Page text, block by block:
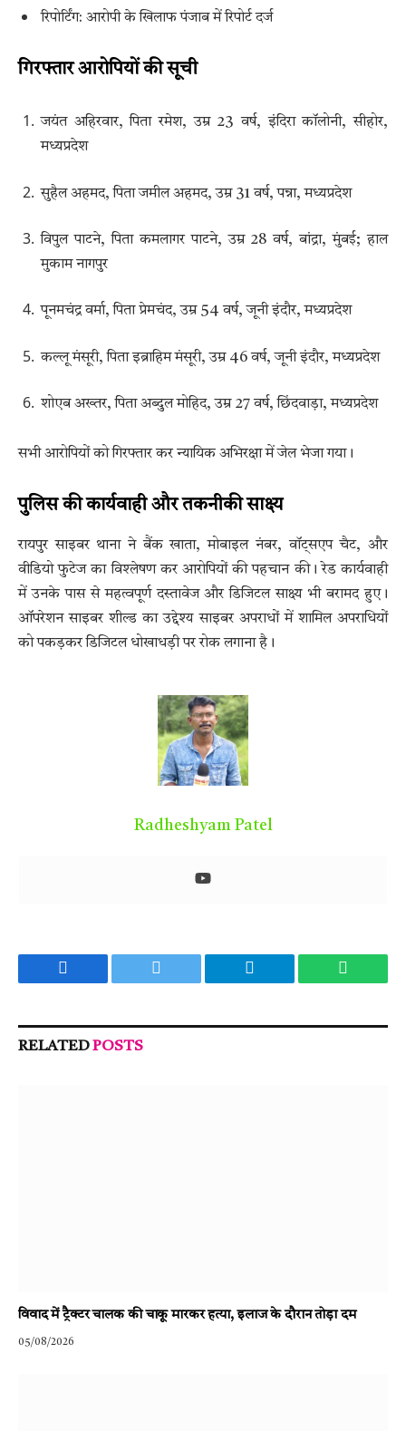
रिपोर्टिंग: आरोपी के खिलाफ पंजाब में रिपोर्ट दर्ज
गिरफ्तार आरोपियों की सूची
जयंत अहिरवार, पिता रमेश, उम्र 23 वर्ष, इंदिरा कॉलोनी, सीहोर,
मध्यप्रदेश
सुहैल अहमद, पिता जमील अहमद, उम्र 31 वर्ष, पन्ना, मध्यप्रदेश
विपुल पाटने, पिता कमलागर पाटने, उम्र 28 वर्ष, बांद्रा, मुंबई; हाल
मुकाम नागपुर
पूनमचंद्र वर्मा, पिता प्रेमचंद, उम्र 54 वर्ष, जूनी इंदौर, मध्यप्रदेश
कल्लू मंसूरी, पिता इब्राहिम मंसूरी, उम्र 46 वर्ष, जूनी इंदौर, मध्यप्रदेश
शोएब अख्तर, पिता अब्दुल मोहिद, उम्र 27 वर्ष, छिंदवाड़ा, मध्यप्रदेश
सभी आरोपियों को गिरफ्तार कर न्यायिक अभिरक्षा में जेल भेजा गया।
पुलिस की कार्यवाही और तकनीकी साक्ष्य
रायपुर साइबर थाना ने बैंक खाता, मोबाइल नंबर, वॉट्सएप चैट, और
वीडियो फुटेज का विश्लेषण कर आरोपियों की पहचान की। रेड कार्यवाही
में उनके पास से महत्वपूर्ण दस्तावेज और डिजिटल साक्ष्य भी बरामद हुए।
ऑपरेशन साइबर शील्ड का उद्देश्य साइबर अपराधों में शामिल अपराधियों
को पकड़कर डिजिटल धोखाधड़ी पर रोक लगाना है।
Radheshyam Patel
Facebook Twitter Telegram
RELATEDPOSTS
विवाद में ट्रैक्टर चालक की चाकू मारकर हत्या, इलाज के दौरान तोड़ा दम
05/08/2026